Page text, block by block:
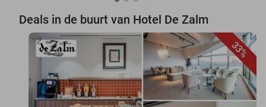
Deals in de buurt van Hotel De Zalm
33%